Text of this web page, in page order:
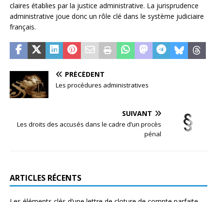
claires établies par la justice administrative. La jurisprudence
administrative joue donc un rôle clé dans le système judiciaire
français.
PRÉCÉDENT
Les procédures administratives
SUIVANT
Les droits des accusés dans le cadre d’un procès
pénal
ARTICLES RÉCENTS